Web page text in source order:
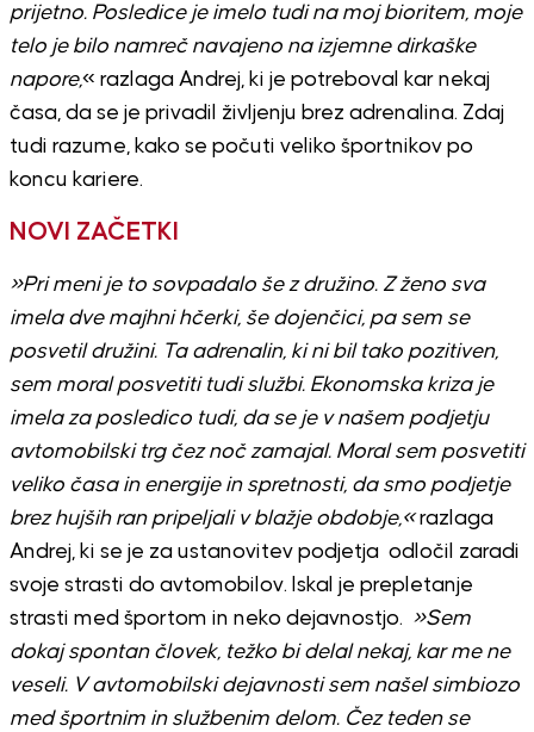
prijetno. Posledice je imelo tudi na moj bioritem, moje
telo je bilo namreč navajeno na izjemne dirkaške
napore,« razlaga Andrej, ki je potreboval kar nekaj
časa, da se je privadil življenju brez adrenalina. Zdaj
tudi razume, kako se počuti veliko športnikov po
koncu kariere.
NOVI ZAČETKI
»Pri meni je to sovpadalo še z družino. Z ženo sva
imela dve majhni hčerki, še dojenčici, pa sem se
posvetil družini. Ta adrenalin, ki ni bil tako pozitiven,
sem moral posvetiti tudi službi. Ekonomska kriza je
imela za posledico tudi, da se je v našem podjetju
avtomobilski trg čez noč zamajal. Moral sem posvetiti
veliko časa in energije in spretnosti, da smo podjetje
brez hujših ran pripeljali v blažje obdobje,«razlaga
Andrej, ki se je za ustanovitev podjetja odločil zaradi
svoje strasti do avtomobilov. Iskal je prepletanje
strasti med športom in neko dejavnostjo. »Sem
dokaj spontan človek, težko bi delal nekaj, kar me ne
veseli. V avtomobilski dejavnosti sem našel simbiozo
med športnim in službenim delom. Čez teden se